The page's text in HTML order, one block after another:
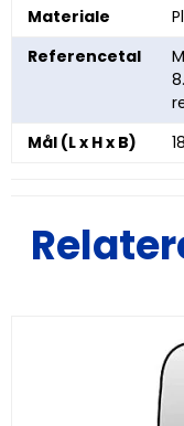
Materiale
Referencetal
Mål (L x H x B)